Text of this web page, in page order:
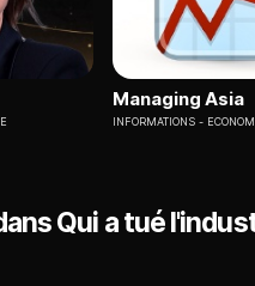
Managing Asia
INFORMATIONS
Qui a tué